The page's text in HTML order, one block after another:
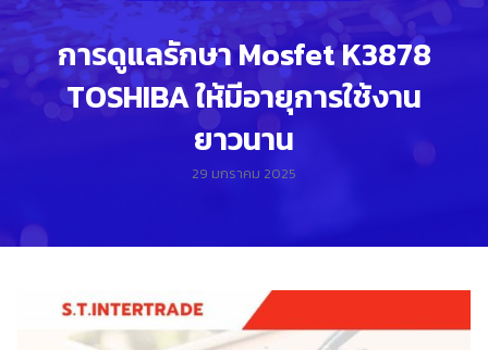
การดูแลรักษา Mosfet K3878
TOSHIBA ให้มีอายุการใช้งาน
ยาวนาน
29 มกราคม 2025